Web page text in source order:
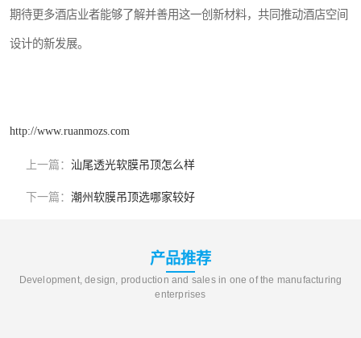
期待更多酒店业者能够了解并善用这一创新材料，共同推动酒店空间
设计的新发展。
http://www.ruanmozs.com
上一篇： 汕尾透光软膜吊顶怎么样
下一篇： 潮州软膜吊顶选哪家较好
产品推荐
Development, design, production and sales in one of the manufacturing
enterprises